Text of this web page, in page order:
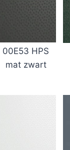
00E53 HPS
mat zwart